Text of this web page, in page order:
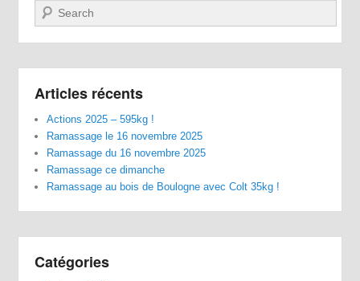
Recherche
Articles récents
Actions 2025 – 595kg !
Ramassage le 16 novembre 2025
Ramassage du 16 novembre 2025
Ramassage ce dimanche
Ramassage au bois de Boulogne avec Colt 35kg !
Catégories